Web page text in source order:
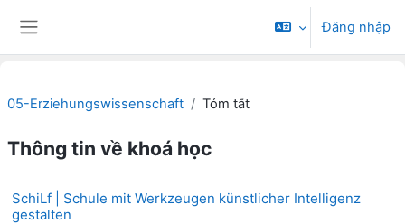
Đăng nhập
05-Erziehungswissenschaft Tóm tắt
Thông tin về khoá học
SchiLf | Schule mit Werkzeugen künstlicher Intelligenz
gestalten